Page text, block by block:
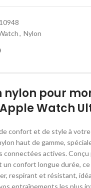
, Nylon
nylon pour
Watch
confort et de style à
haut de gamme,
connectées actives.
confort longue durée,
respirant et résistant,